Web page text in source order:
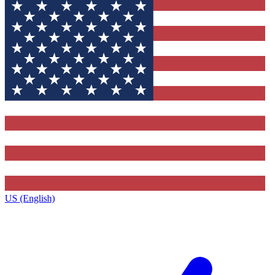
US (English)